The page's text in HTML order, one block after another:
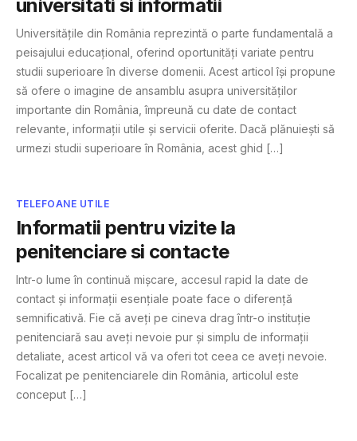
universitati si informatii
Universitățile din România reprezintă o parte fundamentală a
peisajului educațional, oferind oportunități variate pentru
studii superioare în diverse domenii. Acest articol își propune
să ofere o imagine de ansamblu asupra universităților
importante din România, împreună cu date de contact
relevante, informații utile și servicii oferite. Dacă plănuiești să
urmezi studii superioare în România, acest ghid […]
TELEFOANE UTILE
Informatii pentru vizite la
penitenciare si contacte
Intr-o lume în continuă mișcare, accesul rapid la date de
contact și informații esențiale poate face o diferență
semnificativă. Fie că aveți pe cineva drag într-o instituție
penitenciară sau aveți nevoie pur și simplu de informații
detaliate, acest articol vă va oferi tot ceea ce aveți nevoie.
Focalizat pe penitenciarele din România, articolul este
conceput […]